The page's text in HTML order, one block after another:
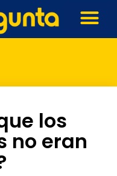
los
no eran